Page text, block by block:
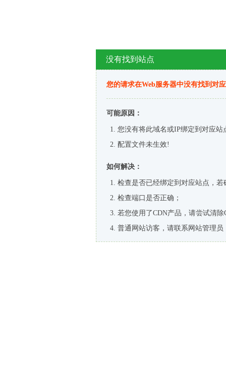
没有找到站点
您的请求在Web服务器中没有找到对
可能原因：
您没有将此域名或IP绑定到对应站
配置文件未生效!
如何解决：
检查是否已经绑定到对应站点，
检查端口是否正确；
若您使用了CDN产品，请尝试清除
普通网站访客，请联系网站管理员